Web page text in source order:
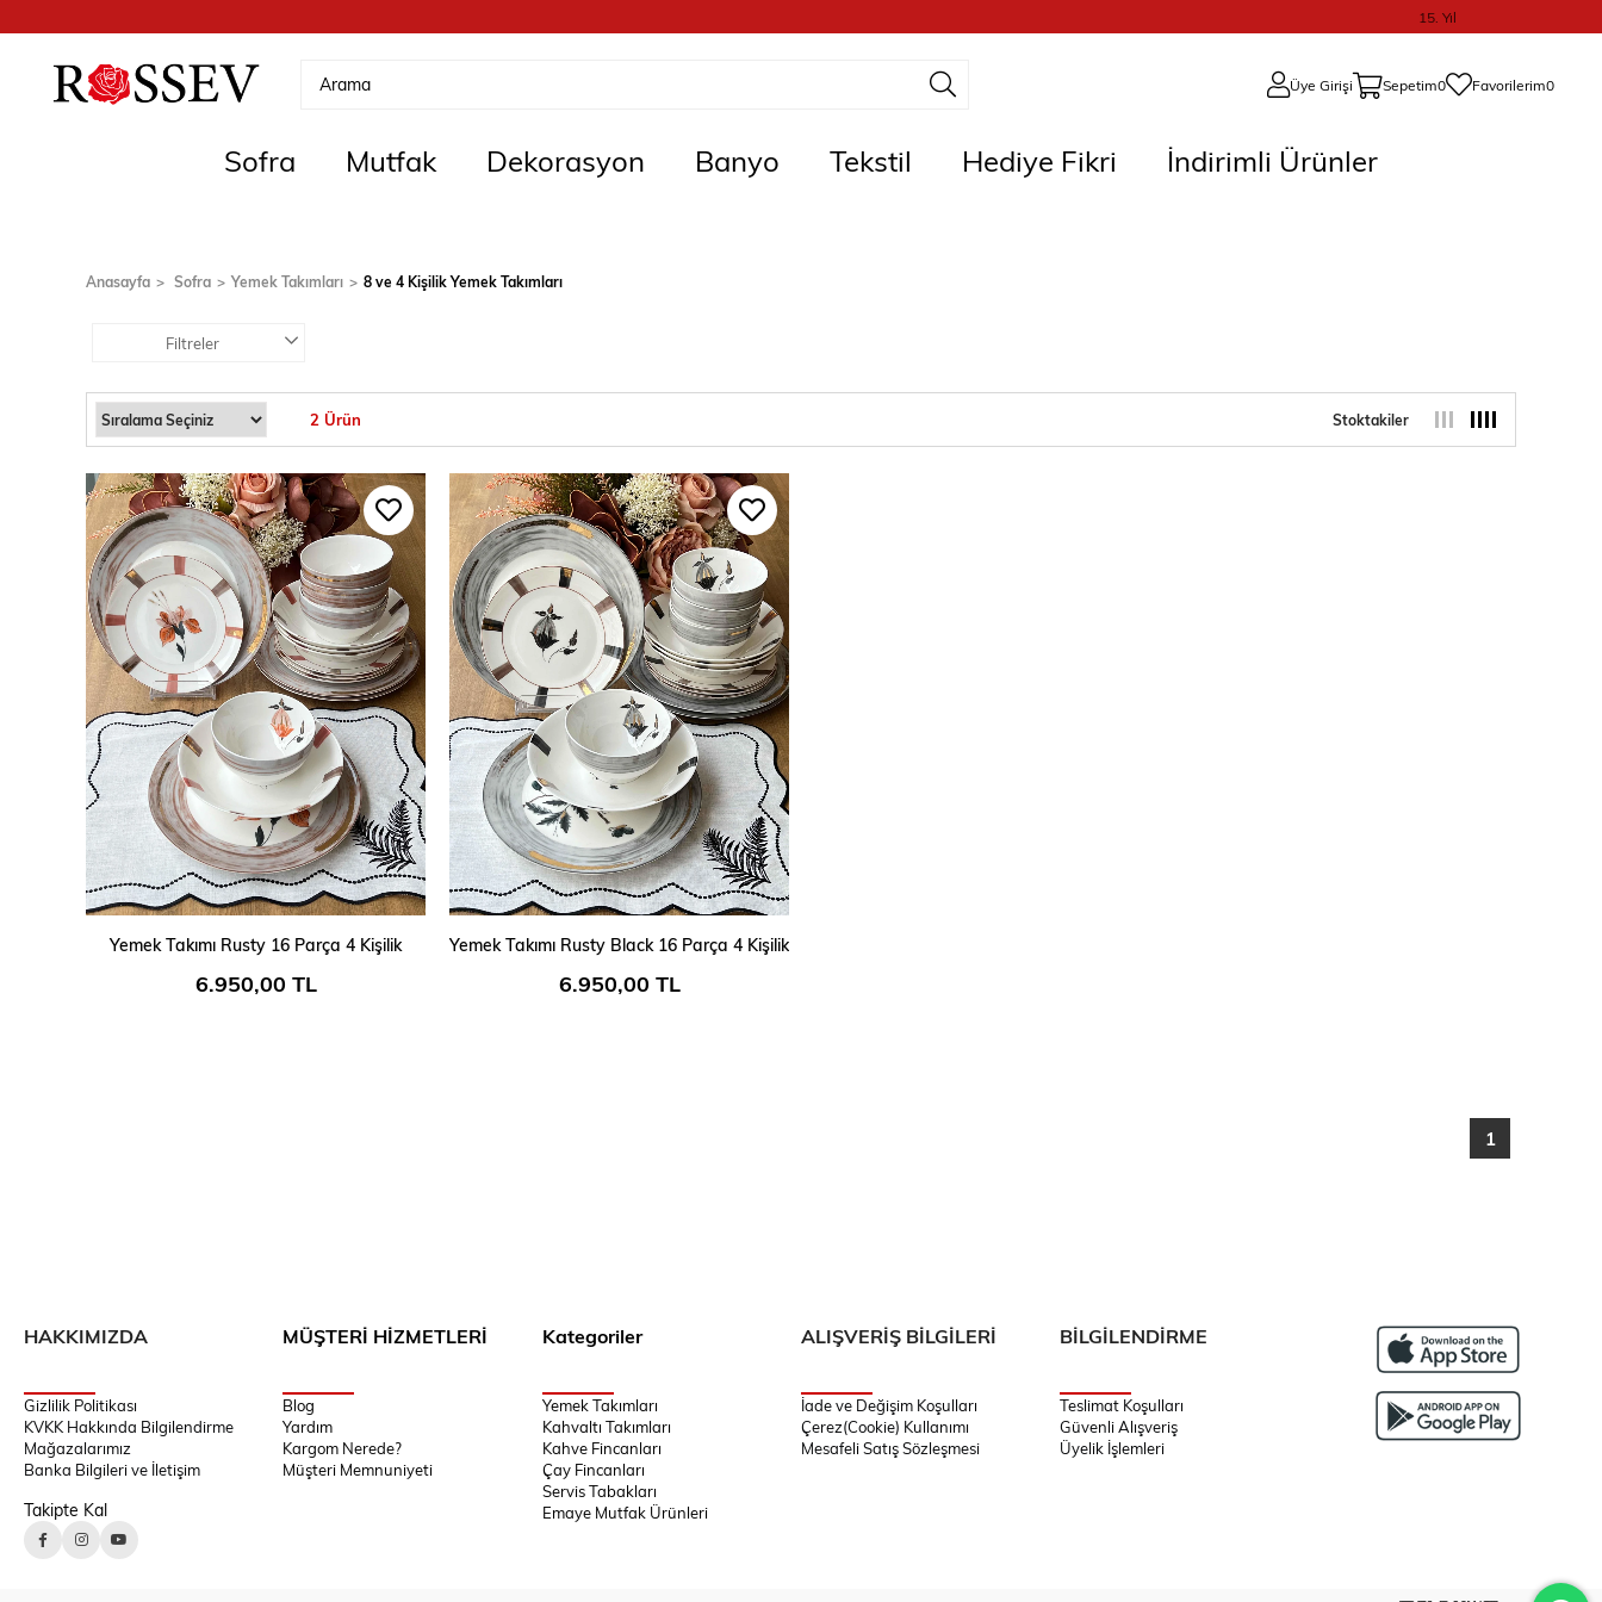
15. Yıl
Üye Girişi Sepetim0 Favorilerim0
Sofra Mutfak Dekorasyon Banyo Tekstil Hediye Fikri İndirimli Ürünler
Anasayfa Sofra Yemek Takımları 8 ve 4 Kişilik Yemek Takımları
Filtreler
Stoktakiler
2 Ürün
Yemek Takımı Rusty 16 Parça 4 Kişilik
6.950,00 TL
Yemek Takımı Rusty Black 16 Parça 4 Kişilik
6.950,00 TL
1
HAKKIMIZDA
Gizlilik Politikası
KVKK Hakkında Bilgilendirme
Mağazalarımız
Banka Bilgileri ve İletişim
Takipte Kal
MÜŞTERİ HİZMETLERİ
Blog
Yardım
Kargom Nerede?
Müşteri Memnuniyeti
Kategoriler
Yemek Takımları
Kahvaltı Takımları
Kahve Fincanları
Çay Fincanları
Servis Tabakları
Emaye Mutfak Ürünleri
ALIŞVERİŞ BİLGİLERİ
İade ve Değişim Koşulları
Çerez(Cookie) Kullanımı
Mesafeli Satış Sözleşmesi
BİLGİLENDİRME
Teslimat Koşulları
Güvenli Alışveriş
Üyelik İşlemleri